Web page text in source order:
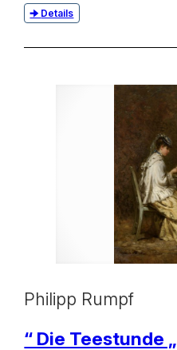
Details
Philipp Rumpf
“ Die Teestunde „